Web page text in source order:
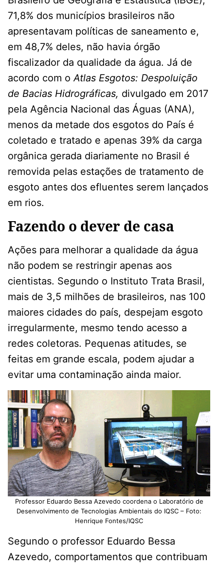
71,8% dos municípios brasileiros não
apresentavam políticas de saneamento e,
em 48,7% deles, não havia órgão
fiscalizador da qualidade da água. Já de
acordo com o Atlas Esgotos: Despoluição
de Bacias Hidrográficas, divulgado em 2017
pela Agência Nacional das Águas (ANA),
menos da metade dos esgotos do País é
coletado e tratado e apenas 39% da carga
orgânica gerada diariamente no Brasil é
removida pelas estações de tratamento de
esgoto antes dos efluentes serem lançados
em rios.
Fazendo o dever de casa
Ações para melhorar a qualidade da água
não podem se restringir apenas aos
cientistas. Segundo o Instituto Trata Brasil,
mais de 3,5 milhões de brasileiros, nas 100
maiores cidades do país, despejam esgoto
irregularmente, mesmo tendo acesso a
redes coletoras. Pequenas atitudes, se
feitas em grande escala, podem ajudar a
evitar uma contaminação ainda maior.
Professor Eduardo Bessa Azevedo coordena o Laboratório de
Desenvolvimento de Tecnologias Ambientais do IQSC – Foto:
Henrique Fontes/IQSC
Segundo o professor Eduardo Bessa
Azevedo, comportamentos que contribuam